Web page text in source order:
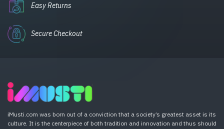
Easy Returns
Secure Checkout
iMusti.com was born out of a conviction that a society’s greatest asset is its
culture. It is the centerpiece of both tradition and innovation and thus should